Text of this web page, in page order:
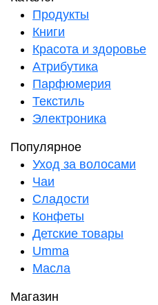
Продукты
Книги
Красота и здоровье
Атрибутика
Парфюмерия
Текстиль
Электроника
Популярное
Уход за волосами
Чаи
Сладости
Конфеты
Детские товары
Umma
Масла
Магазин